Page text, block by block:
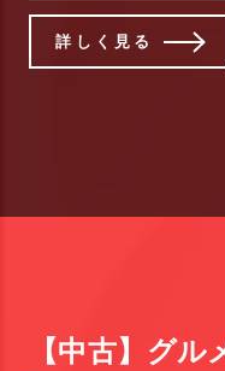
詳しく見る
【中古】グ